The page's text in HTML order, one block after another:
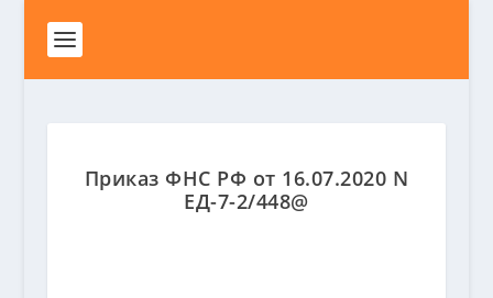
Приказ ФНС РФ от 16.07.2020 N
ЕД-7-2/448@